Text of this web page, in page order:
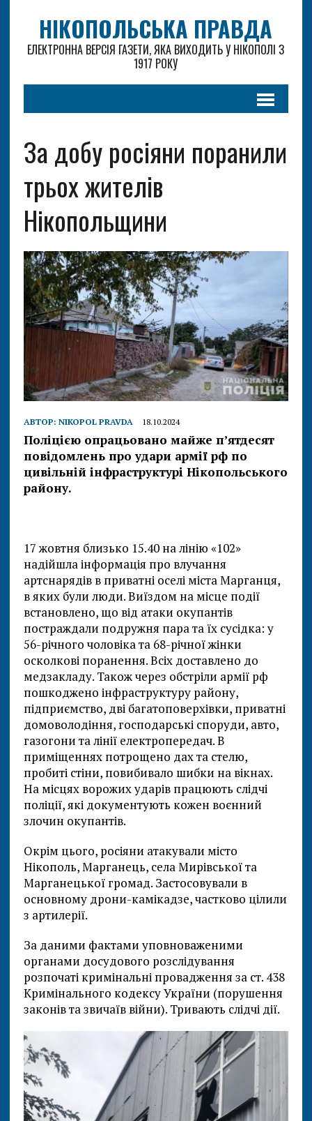
НІКОПОЛЬСЬКА ПРАВДА
ЕЛЕКТРОННА ВЕРСІЯ ГАЗЕТИ, ЯКА ВИХОДИТЬ У НІКОПОЛІ З
1917 РОКУ
За добу росіяни поранили
трьох жителів
Нікопольщини
АВТОР: NIKOPOL PRAVDA 18.10.2024
Поліцією опрацьовано майже пʼятдесят
повідомлень про удари армії рф по
цивільній інфраструктурі Нікопольського
району.
17 жовтня близько 15.40 на лінію «102»
надійшла інформація про влучання
артснарядів в приватні оселі міста Марганця,
в яких були люди. Виїздом на місце події
встановлено, що від атаки окупантів
постраждали подружня пара та їх сусідка: у
56-річного чоловіка та 68-річної жінки
осколкові поранення. Всіх доставлено до
медзакладу. Також через обстріли армії рф
пошкоджено інфраструктуру району,
підприємство, дві багатоповерхівки, приватні
домоволодіння, господарські споруди, авто,
газогони та лінії електропередач. В
приміщеннях потрощено дах та стелю,
пробиті стіни, повибивало шибки на вікнах.
На місцях ворожих ударів працюють слідчі
поліції, які документують кожен воєнний
злочин окупантів.
Окрім цього, росіяни атакували місто
Нікополь, Марганець, села Мирівської та
Марганецької громад. Застосовували в
основному дрони-камікадзе, частково цілили
з артилерії.
За даними фактами уповноваженими
органами досудового розслідування
розпочаті кримінальні провадження за ст. 438
Кримінального кодексу України (порушення
законів та звичаїв війни). Тривають слідчі дії.